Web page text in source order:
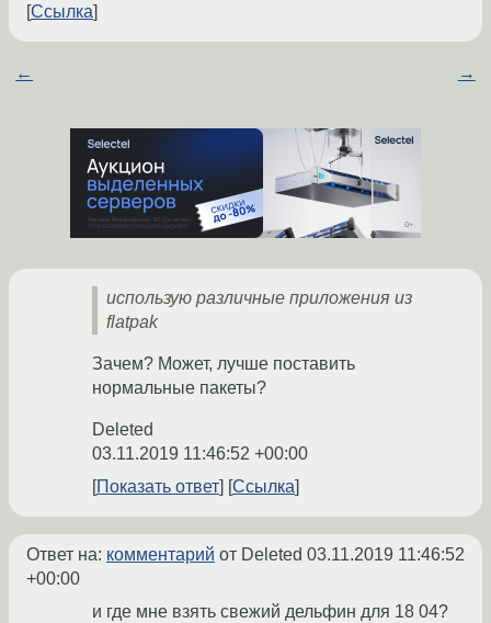
Ссылка
← →
использую различные приложения из
flatpak
Зачем? Может, лучше поставить
нормальные пакеты?
Deleted
03.11.2019 11:46:52 +00:00
Показать ответ
Ссылка
Ответ на: комментарий от Deleted 03.11.2019 11:46:52
+00:00
и где мне взять свежий дельфин для 18 04?